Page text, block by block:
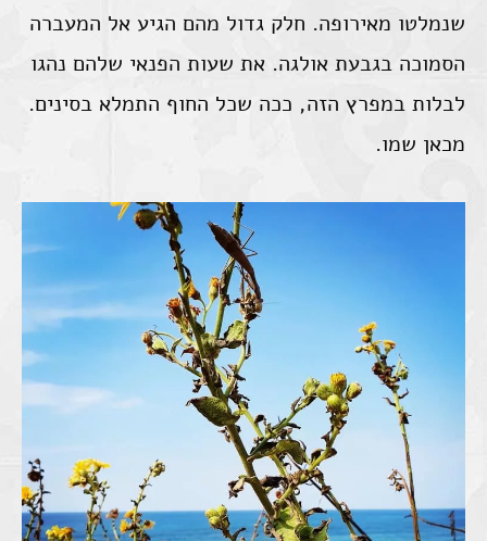
שנמלטו מאירופה. חלק גדול מהם הגיע אל המעברה
הסמוכה בגבעת אולגה. את שעות הפנאי שלהם נהגו
לבלות במפרץ הזה, ככה שכל החוף התמלא בסינים.
מכאן שמו.